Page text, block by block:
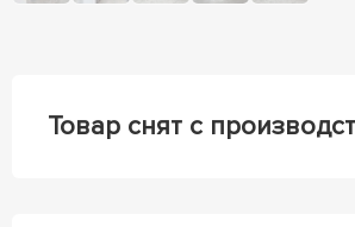
Товар снят с